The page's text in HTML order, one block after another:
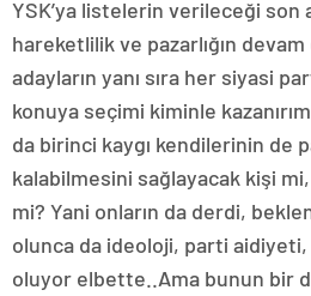
YSK’ya listelerin verileceği son
hareketlilik ve pazarlığın
adayların yanı sıra her siyasi
konuya seçimi kiminle
da birinci kaygı kendilerinin de
kalabilmesini sağlayacak kişi
mi? Yani onların da derdi,
olunca da ideoloji, parti
oluyor elbette..Ama bunun bir